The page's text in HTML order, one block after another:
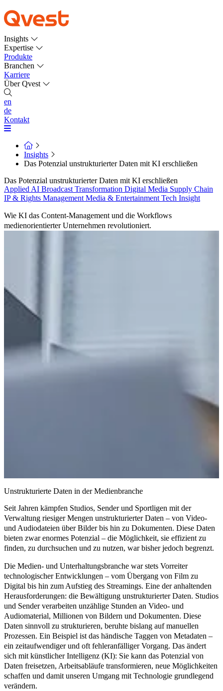
Insights
Expertise
Produkte
Branchen
Karriere
Über Qvest
en
de
Kontakt
Insights
Das Potenzial unstrukturierter Daten mit KI erschließen
Das Potenzial unstrukturierter Daten mit KI erschließen
Applied AI Broadcast Transformation Digital Media Supply Chain
IP & Rights Management Media & Entertainment Tech Insight
Wie KI das Content-Management und die Workflows
medienorientierter Unternehmen revolutioniert.
Unstrukturierte Daten in der Medienbranche
Seit Jahren kämpfen Studios, Sender und Sportligen mit der
Verwaltung riesiger Mengen unstrukturierter Daten – von Video-
und Audiodateien über Bilder bis hin zu Dokumenten. Diese Daten
bieten zwar enormes Potenzial – die Möglichkeit, sie effizient zu
finden, zu durchsuchen und zu nutzen, war bisher jedoch begrenzt.
Die Medien- und Unterhaltungsbranche war stets Vorreiter
technologischer Entwicklungen – vom Übergang von Film zu
Digital bis hin zum Aufstieg des Streamings. Eine der anhaltenden
Herausforderungen: die Bewältigung unstrukturierter Daten. Studios
und Sender verarbeiten unzählige Stunden an Video- und
Audiomaterial, Millionen von Bildern und Dokumenten. Diese
Daten sinnvoll zu strukturieren, beruhte bislang auf manuellen
Prozessen. Ein Beispiel ist das händische Taggen von Metadaten –
ein zeitaufwendiger und oft fehleranfälliger Vorgang. Das ändert
sich mit künstlicher Intelligenz (KI): Sie kann das Potenzial von
Daten freisetzen, Arbeitsabläufe transformieren, neue Möglichkeiten
schaffen und damit unseren Umgang mit Technologie grundlegend
verändern.